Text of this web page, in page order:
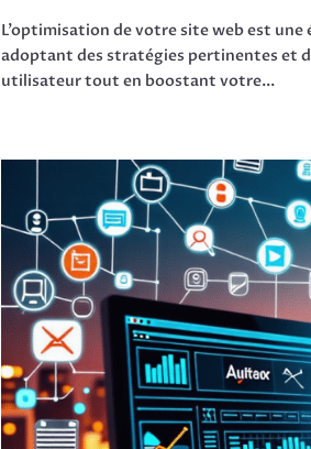
L’optimisation de votre site web est
adoptant des stratégies pertinentes et
utilisateur tout en boostant votre...